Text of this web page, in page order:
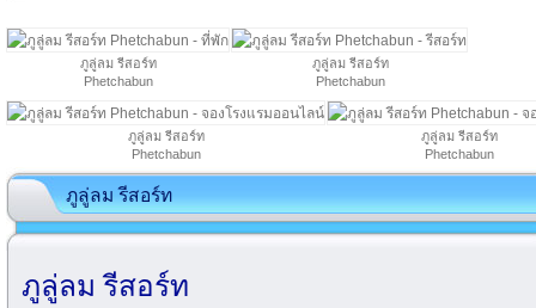
ภูลู่ลม รีสอร์ท
Phetchabun
ภูลู่ลม รีสอร์ท
Phetchabun
ภูลู่ลม รีสอร์ท
Phetchabun
ภูลู่ลม รีสอร์ท
Phetchabun
ภูลู่ลม รีสอร์ท
ภูลู่ลม รีสอร์ท